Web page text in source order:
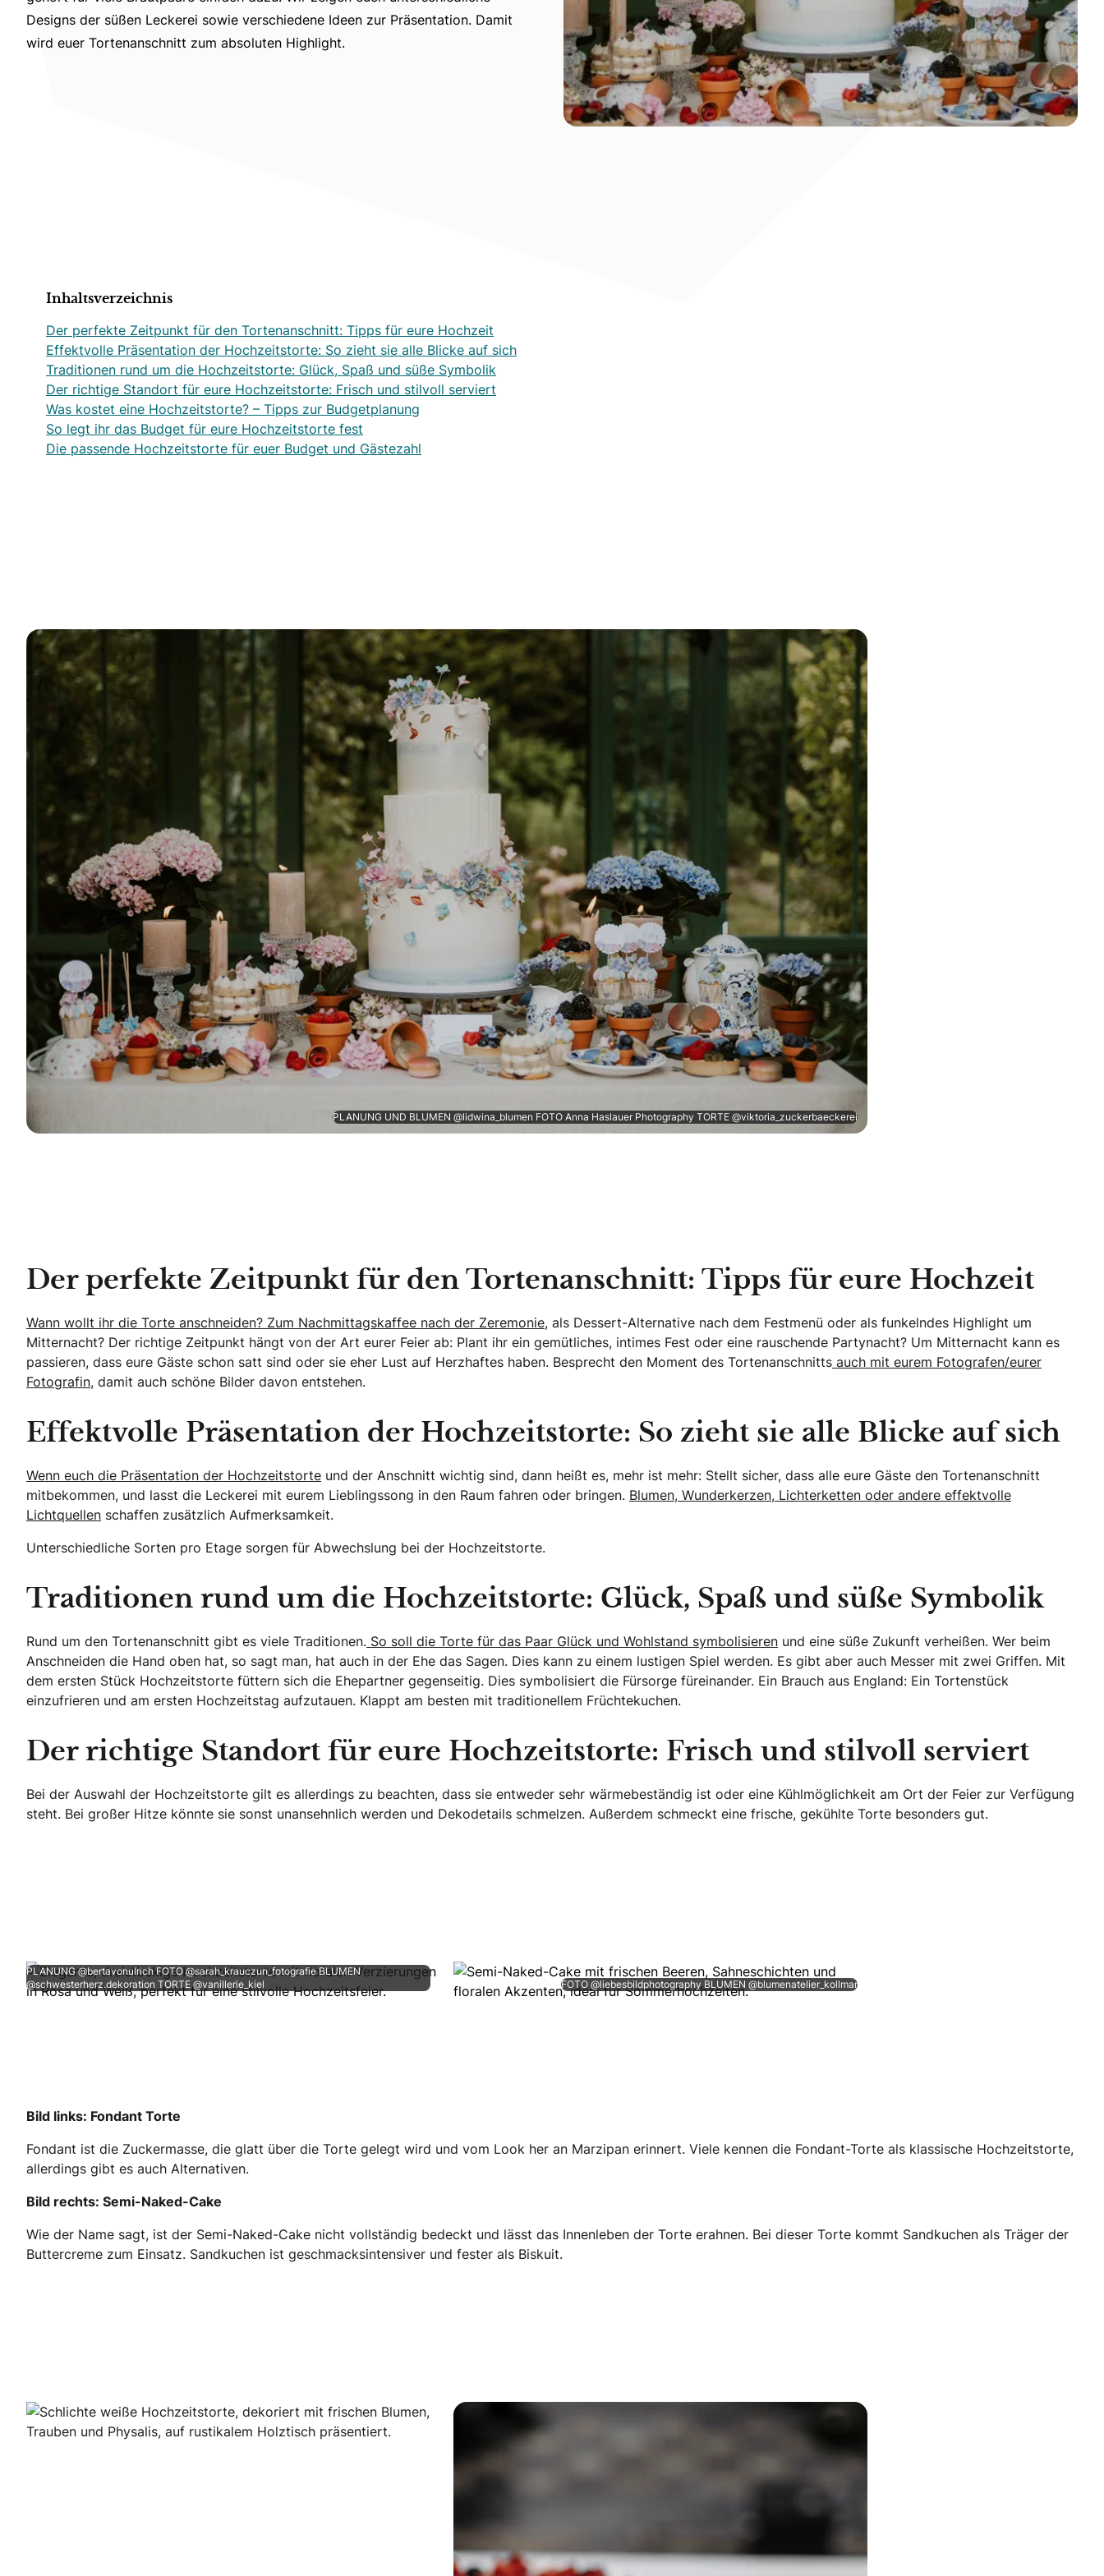
Designs der süßen Leckerei sowie verschiedene Ideen zur Präsentation. Damit
wird euer Tortenanschnitt zum absoluten Highlight.
Inhaltsverzeichnis
Der perfekte Zeitpunkt für den Tortenanschnitt: Tipps für eure Hochzeit
Effektvolle Präsentation der Hochzeitstorte: So zieht sie alle Blicke auf sich
Traditionen rund um die Hochzeitstorte: Glück, Spaß und süße Symbolik
Der richtige Standort für eure Hochzeitstorte: Frisch und stilvoll serviert
Was kostet eine Hochzeitstorte? – Tipps zur Budgetplanung
So legt ihr das Budget für eure Hochzeitstorte fest
Die passende Hochzeitstorte für euer Budget und Gästezahl
PLANUNG UND BLUMEN @lidwina_blumen FOTO Anna Haslauer Photography TORTE @viktoria_zuckerbaeckerei
Der perfekte Zeitpunkt für den Tortenanschnitt: Tipps für eure Hochzeit
Wann wollt ihr die Torte anschneiden? Zum Nachmittagskaffee nach der Zeremonie, als Dessert-Alternative nach dem Festmenü oder als funkelndes Highlight um
Mitternacht? Der richtige Zeitpunkt hängt von der Art eurer Feier ab: Plant ihr ein gemütliches, intimes Fest oder eine rauschende Partynacht? Um Mitternacht kann es
passieren, dass eure Gäste schon satt sind oder sie eher Lust auf Herzhaftes haben. Besprecht den Moment des Tortenanschnitts auch mit eurem Fotografen/eurer
Fotografin, damit auch schöne Bilder davon entstehen.
Effektvolle Präsentation der Hochzeitstorte: So zieht sie alle Blicke auf sich
Wenn euch die Präsentation der Hochzeitstorte und der Anschnitt wichtig sind, dann heißt es, mehr ist mehr: Stellt sicher, dass alle eure Gäste den Tortenanschnitt
mitbekommen, und lasst die Leckerei mit eurem Lieblingssong in den Raum fahren oder bringen. Blumen, Wunderkerzen, Lichterketten oder andere effektvolle
Lichtquellen schaffen zusätzlich Aufmerksamkeit.
Unterschiedliche Sorten pro Etage sorgen für Abwechslung bei der Hochzeitstorte.
Traditionen rund um die Hochzeitstorte: Glück, Spaß und süße Symbolik
Rund um den Tortenanschnitt gibt es viele Traditionen. So soll die Torte für das Paar Glück und Wohlstand symbolisieren und eine süße Zukunft verheißen. Wer beim
Anschneiden die Hand oben hat, so sagt man, hat auch in der Ehe das Sagen. Dies kann zu einem lustigen Spiel werden. Es gibt aber auch Messer mit zwei Griffen. Mit
dem ersten Stück Hochzeitstorte füttern sich die Ehepartner gegenseitig. Dies symbolisiert die Fürsorge füreinander. Ein Brauch aus England: Ein Tortenstück
einzufrieren und am ersten Hochzeitstag aufzutauen. Klappt am besten mit traditionellem Früchtekuchen.
Der richtige Standort für eure Hochzeitstorte: Frisch und stilvoll serviert
Bei der Auswahl der Hochzeitstorte gilt es allerdings zu beachten, dass sie entweder sehr wärmebeständig ist oder eine Kühlmöglichkeit am Ort der Feier zur Verfügung
steht. Bei großer Hitze könnte sie sonst unansehnlich werden und Dekodetails schmelzen. Außerdem schmeckt eine frische, gekühlte Torte besonders gut.
PLANUNG @bertavonulrich FOTO @sarah_krauczun_fotografie BLUMEN
@schwesterherz.dekoration TORTE @vanillerie_kiel
FOTO @liebesbildphotography BLUMEN @blumenatelier_kollmar
Bild links: Fondant Torte
Fondant ist die Zuckermasse, die glatt über die Torte gelegt wird und vom Look her an Marzipan erinnert. Viele kennen die Fondant-Torte als klassische Hochzeitstorte,
allerdings gibt es auch Alternativen.
Bild rechts: Semi-Naked-Cake
Wie der Name sagt, ist der Semi-Naked-Cake nicht vollständig bedeckt und lässt das Innenleben der Torte erahnen. Bei dieser Torte kommt Sandkuchen als Träger der
Buttercreme zum Einsatz. Sandkuchen ist geschmacksintensiver und fester als Biskuit.